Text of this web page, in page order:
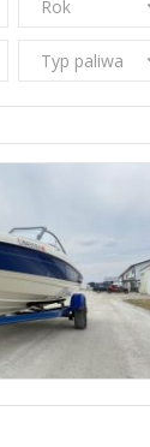
Rok
Typ paliwa